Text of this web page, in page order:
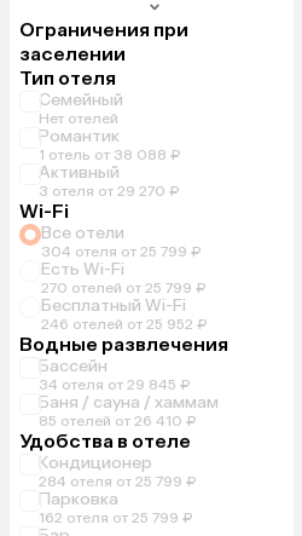
Ограничения при
заселении
Тип отеля
Семейный
Нет отелей
Романтик
1 отель от 38 088 ₽
Активный
3 отеля от 29 270 ₽
Wi-Fi
Все отели
304 отеля от 25 799 ₽
Есть Wi-Fi
270 отелей от 25 799 ₽
Бесплатный Wi-Fi
246 отелей от 25 952 ₽
Водные развлечения
Бассейн
34 отеля от 29 845 ₽
Баня / сауна / хаммам
85 отелей от 26 410 ₽
Удобства в отеле
Кондиционер
284 отеля от 25 799 ₽
Парковка
162 отеля от 25 799 ₽